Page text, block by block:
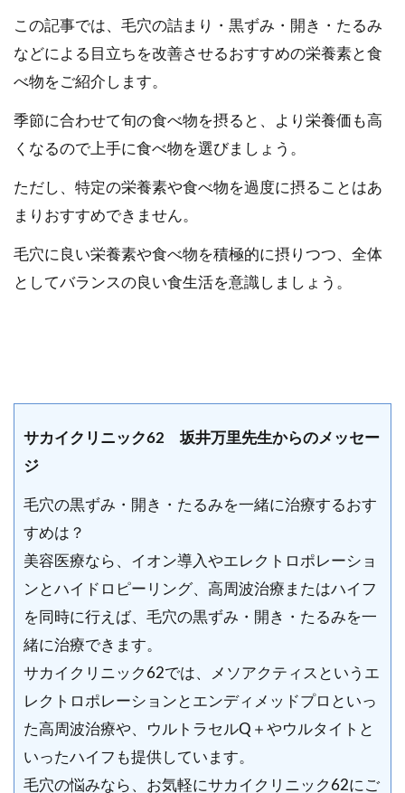
この記事では、毛穴の詰まり・黒ずみ・開き・たるみ
などによる目立ちを改善させるおすすめの栄養素と食
べ物をご紹介します。
季節に合わせて旬の食べ物を摂ると、より栄養価も高
くなるので上手に食べ物を選びましょう。
ただし、特定の栄養素や食べ物を過度に摂ることはあ
まりおすすめできません。
毛穴に良い栄養素や食べ物を積極的に摂りつつ、全体
としてバランスの良い食生活を意識しましょう。
サカイクリニック62 坂井万里先生からのメッセー
ジ
毛穴の黒ずみ・開き・たるみを一緒に治療するおす
すめは？
美容医療なら、イオン導入やエレクトロポレーショ
ンとハイドロピーリング、高周波治療またはハイフ
を同時に行えば、毛穴の黒ずみ・開き・たるみを一
緒に治療できます。
サカイクリニック62では、メソアクティスというエ
レクトロポレーションとエンディメッドプロといっ
た高周波治療や、ウルトラセルQ＋やウルタイトと
いったハイフも提供しています。
毛穴の悩みなら、お気軽にサカイクリニック62にご